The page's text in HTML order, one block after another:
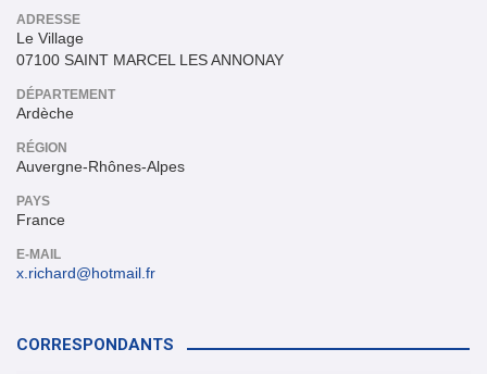
ADRESSE
Le Village
07100 SAINT MARCEL LES ANNONAY
DÉPARTEMENT
Ardèche
RÉGION
Auvergne-Rhônes-Alpes
PAYS
France
E-MAIL
x.richard@hotmail.fr
CORRESPONDANTS